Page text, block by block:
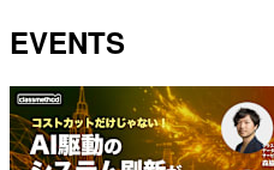
EVENTS